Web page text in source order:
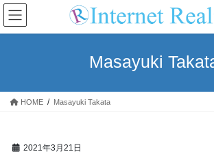
コ
ン
テ
ス
ナ
ビ
ゲ
ン
Masayuki
HOME Masayuki Takata
2021年3月21日